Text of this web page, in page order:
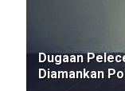
Dugaan
Diamankan